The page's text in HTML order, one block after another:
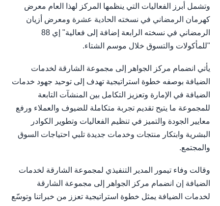
وتشمل أبرز الفعاليات التي ينظمها المركز لهذا العام معرض
كهرمان الرمضاني في نسخته الحادية عشرة ومعرض أزيان
الرمضاني في نسخته الرابعة إضافة إلى فعالية" إي 88
"للمأكولات والتسوق خلال موسم الشتاء.
يأتي انضمام مركز الجواهر إلى مجموعة الشارقة لخدمات
الضيافة بوصفه خطوة استراتيجية تهدف إلى توحيد جهود خدمات
الضيافة في الإمارة وتعزيز التكامل بين المنشآت التابعة
للمجموعة ما يتيح تقديم تجربة متكاملة للضيوف والعملاء ورفع
معايير الجودة والتميز في تنظيم الفعاليات وتطوير الكوادر
البشرية وابتكار منتجات وخدمات جديدة تلبي احتياجات السوق
والمجتمع.
وقالت وفاء تيمور المدير التنفيذي لمجموعة الشارقة لخدمات
الضيافة إن انضمام مركز الجواهر إلى مجموعة الشارقة
لخدمات الضيافة يمثل خطوة استراتيجية تعزز من خبراتنا وتوسّع